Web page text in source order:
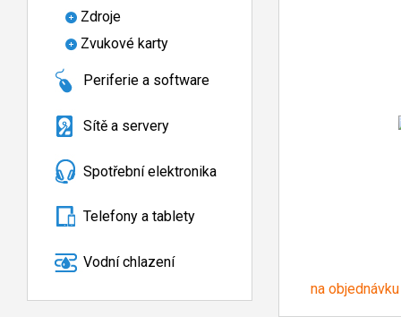
Zdroje
Zvukové karty
Periferie a software
Sítě a servery
Spotřební elektronika
Telefony a tablety
Vodní chlazení
na objednávku